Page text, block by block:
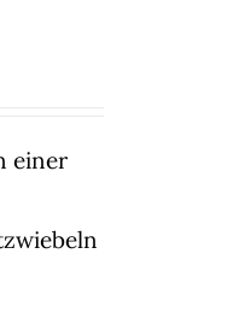
einer